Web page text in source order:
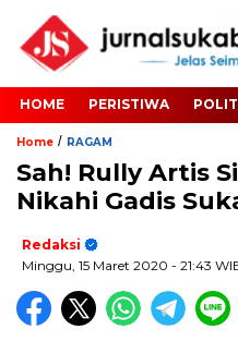
HOME PERISTIWA
Home / RAGAM
Sah! Rully Artis
Nikahi Gadis
Redaksi
Minggu, 15 Maret 2020 - 21:43